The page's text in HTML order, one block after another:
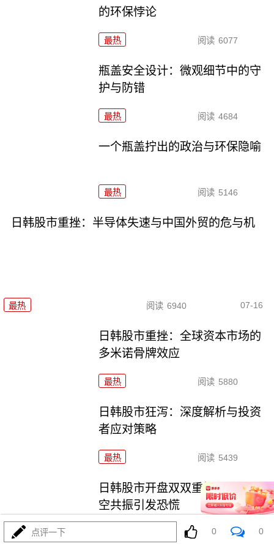
的环保悖论
最热 阅读 6077
瓶盖安全设计：微观细节中的守
护与防错
最热 阅读 4684
一个瓶盖拧出的政治与环保隐喻
最热 阅读 5146
日韩股市重挫：半导体失速与中国外贸的危与机
最热 阅读 6940 07-16
日韩股市重挫：全球资本市场的
多米诺骨牌效应
最热 阅读 5880
日韩股市狂泻：深度解析与投资
者应对策略
最热 阅读 5439
日韩股市开盘双双重挫，多重利
空共振引发恐慌
阅读 5164
点评一下 0 0